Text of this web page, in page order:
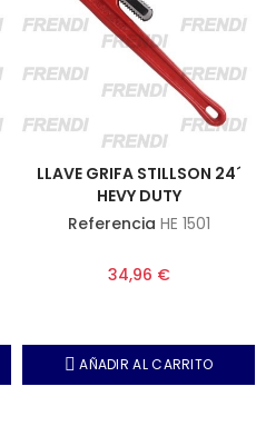
LLAVE GRIFA STILLSON 24´
HEVY DUTY
Referencia HE 1501
34,96 €
AÑADIR AL CARRITO